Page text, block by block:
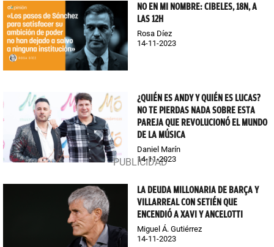
NO EN MI NOMBRE: CIBELES, 18N, A
LAS 12H
Rosa Díez
14-11-2023
¿QUIÉN ES ANDY Y QUIÉN ES LUCAS?
NO TE PIERDAS NADA SOBRE ESTA
PAREJA QUE REVOLUCIONÓ EL MUNDO
DE LA MÚSICA
Daniel Marín
14-11-2023
LA DEUDA MILLONARIA DE BARÇA Y
VILLARREAL CON SETIÉN QUE
ENCENDIÓ A XAVI Y ANCELOTTI
Miguel Á. Gutiérrez
14-11-2023